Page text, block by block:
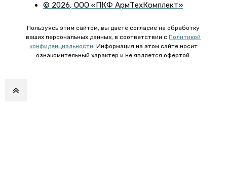
© 2026, ООО «ПКФ АрмТехКомплект»
Пользуясь этим сайтом, вы даете согласие на обработку
ваших персональных данных, в соответствии сПолитикой
конфиденциальности. Информация на этом сайте носит
ознакомительный характер и не является офертой.